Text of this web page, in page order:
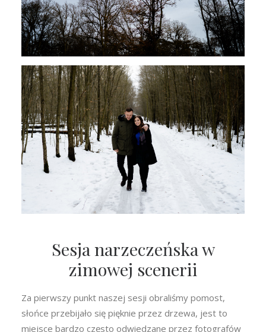
Sesja narzeczeńska w
zimowej scenerii
Za pierwszy punkt naszej sesji obraliśmy pomost,
słońce przebijało się pięknie przez drzewa, jest to
miejsce bardzo często odwiedzane przez fotografów